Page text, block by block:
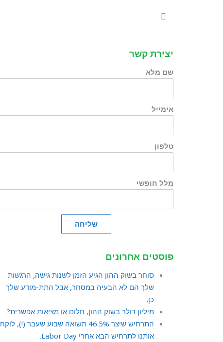
יצירת קשר
שם מלא
אימייל
טלפון
מלל חופשי
שליחה
פוסטים אחרונים
סוחר בשוק ההון הגיע הזמן לשנות גישה, הרגשות
שלך הם לא הבעיה במסחר, אבל התת-מודע שלך
כן.
מיליון דולר בשוק ההון, חלום או מציאות אפשרית?
התרחיש שיצר 46.5% תשואה שבוע שעבר (!), לוקח
אותנו לתרחיש הבא אחרי Labor Day.